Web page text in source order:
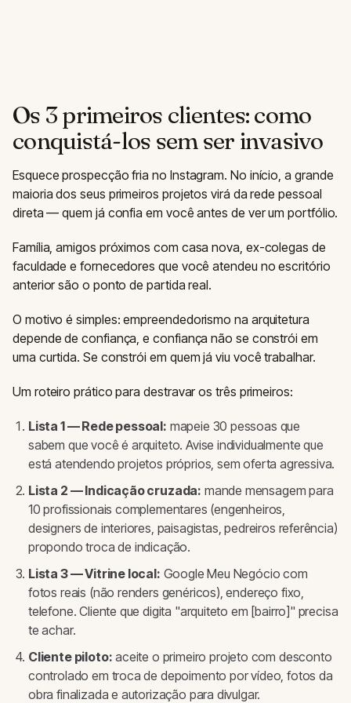
Os 3 primeiros clientes: como
conquistá-los sem ser invasivo
Esquece prospecção fria no Instagram. No início, a grande
maioria dos seus primeiros projetos virá da rede pessoal
direta — quem já confia em você antes de ver um portfólio.
Família, amigos próximos com casa nova, ex-colegas de
faculdade e fornecedores que você atendeu no escritório
anterior são o ponto de partida real.
O motivo é simples: empreendedorismo na arquitetura
depende de confiança, e confiança não se constrói em
uma curtida. Se constrói em quem já viu você trabalhar.
Um roteiro prático para destravar os três primeiros:
Lista 1 — Rede pessoal: mapeie 30 pessoas que
sabem que você é arquiteto. Avise individualmente que
está atendendo projetos próprios, sem oferta agressiva.
Lista 2 — Indicação cruzada: mande mensagem para
10 profissionais complementares (engenheiros,
designers de interiores, paisagistas, pedreiros referência)
propondo troca de indicação.
Lista 3 — Vitrine local: Google Meu Negócio com
fotos reais (não renders genéricos), endereço fixo,
telefone. Cliente que digita "arquiteto em [bairro]" precisa
te achar.
Cliente piloto: aceite o primeiro projeto com desconto
controlado em troca de depoimento por vídeo, fotos da
obra finalizada e autorização para divulgar.